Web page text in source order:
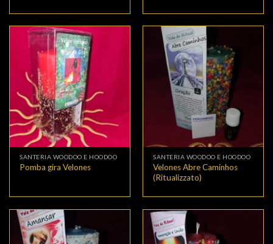
SANTERIA WOODOO E HOODOO
Pomba gira Velones
SANTERIA WOODOO E HOODOO
Velones Abre Caminhos
(Ritualizzato)